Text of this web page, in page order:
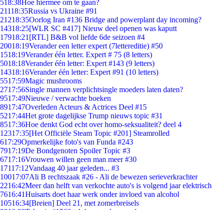
518:38Hoe hiermee om te gaan?
21118:35Russia vs Ukraine #91
21218:35Oorlog Iran #136 Bridge and powerplant day incoming?
14318:25[WLR SC #417] Nieuw deel openen was kaputt
17918:21 [RTL] B&B vol liefde 6de seizoen #4
20018:19Verander een letter expert (7lettereditie) #50
1518:19Verander één letter. Expert # 75 (8 letters)
5018:18Verander één letter: Expert #143 (9 letters)
14318:16Verander één letter: Expert #91 (10 letters)
5517:59Magic mushrooms
2717:56Single mannen verplichtsingle moeders laten daten?
9517:49Nieuwe / verwachte boeken
8917:47Overleden Acteurs & Actrices Deel #15
5217:44Het grote dagelijkse Trump nieuws topic #31
8517:36Hoe denkt God echt over homo-seksualiteit? deel 4
12317:35[Het Officiële Steam Topic #201] Steamrolled
617:29Opmerkelijke foto's van Funda #243
7917:19De Bondgenoten Spoiler Topic #3
6717:16Vrouwen willen geen man meer #30
17117:12Vandaag 40 jaar geleden... #3
10017:07Ali B rechtszaak #26 - Ali de bewezen serieverkrachter
2216:42Meer dan helft van verkochte auto's is volgend jaar elektrisch
7616:41Huisarts doet haar werk onder invloed van alcohol
10516:34[Breien] Deel 21, met zomerbreisels